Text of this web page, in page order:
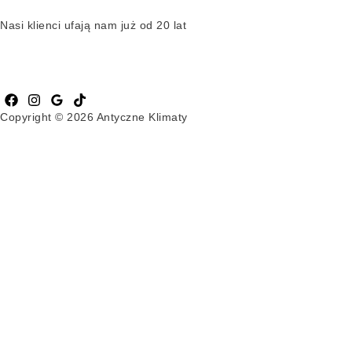
Nasi klienci ufają nam już od 20 lat
Copyright © 2026 Antyczne Klimaty